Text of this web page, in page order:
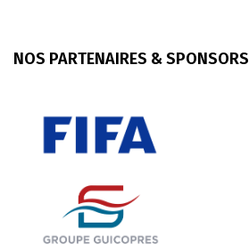
NOS PARTENAIRES & SPONSORS